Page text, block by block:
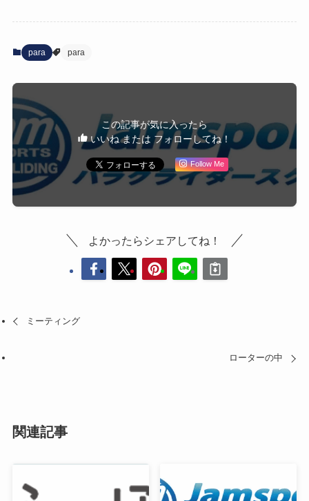
para para
この記事が気に入ったら
いいね または フォローしてね！
Follow Me
よかったらシェアしてね！
ミーティング
ローターの中
関連記事